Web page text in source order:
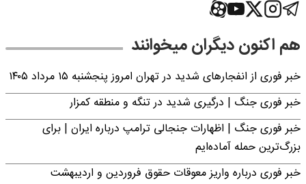
هم اکنون دیگران میخوانند
خبر فوری از انفجارهای شدید در تهران امروز پنجشنبه ۱۵ مرداد ۱۴۰۵
خبر فوری جنگ | درگیری شدید در تنگه و منطقه کمزار
خبر فوری جنگ | اظهارات جنجالی ترامپ درباره ایران | برای
بزرگ‌ترین حمله آماده‌ایم
خبر فوری درباره واریز معوقات حقوق فروردین و اردیبهشت